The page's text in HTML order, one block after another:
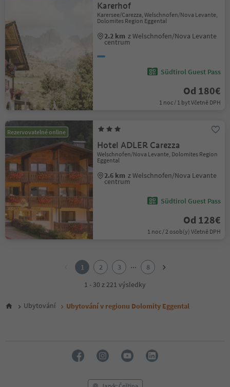
Karerhof
Karersee/Carezza, Welschnofen/Nova Levante,
Dolomites Region Eggental
2.2 km z Welschnofen/Nova Levante
centrum
Südtirol Guest Pass
Od 180€
1 noc / 1 byt Včetně DPH
Rezervovatelné online
Hotel ADLER Carezza
Welschnofen/Nova Levante, Dolomites Region
Eggental
2.6 km z Welschnofen/Nova Levante
centrum
Südtirol Guest Pass
Od 128€
1 noc / 2 osob(y) Včetně DPH
6
1 2 3 ...
8
1 - 30 z 221 výsledky
Ubytování Ubytování v regionu Dolomity Eggental